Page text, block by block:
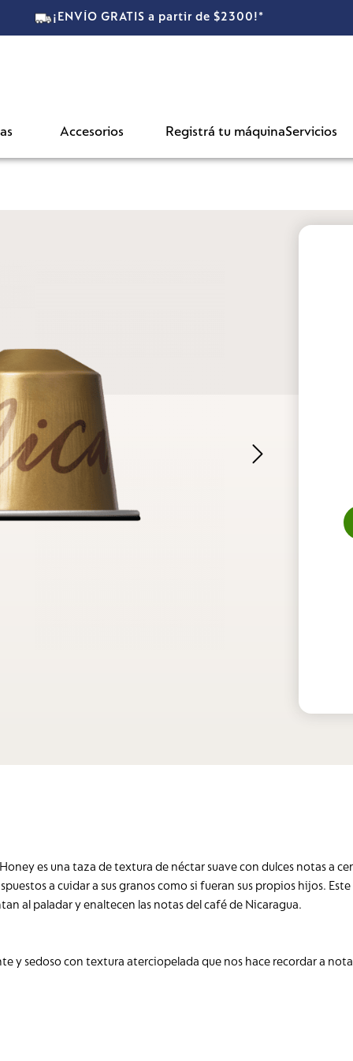
de $2300!*
Accesorios Registrá tu máquinaServicios
es una taza de textura de néctar suave con dulces notas a
a cuidar a sus granos como si fueran sus propios hijos.
al paladar y enaltecen las notas del café de Nicaragua.
y sedoso con textura aterciopelada que nos hace recordar a